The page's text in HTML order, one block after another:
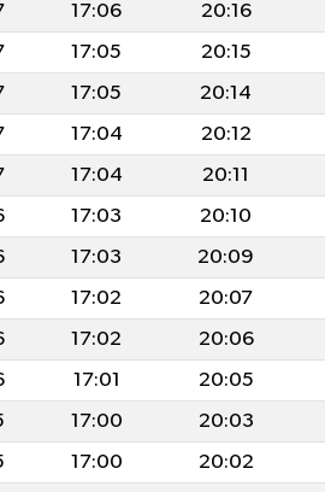
17:06 20:16
17:05 20:15
17:05 20:14
17:04 20:12
17:04 20:11
17:03 20:10
17:03 20:09
17:02 20:07
17:02 20:06
17:01 20:05
17:00 20:03
17:00 20:02